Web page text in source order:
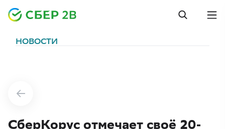
НОВОСТИ
СберКорус отмечает своё 20-